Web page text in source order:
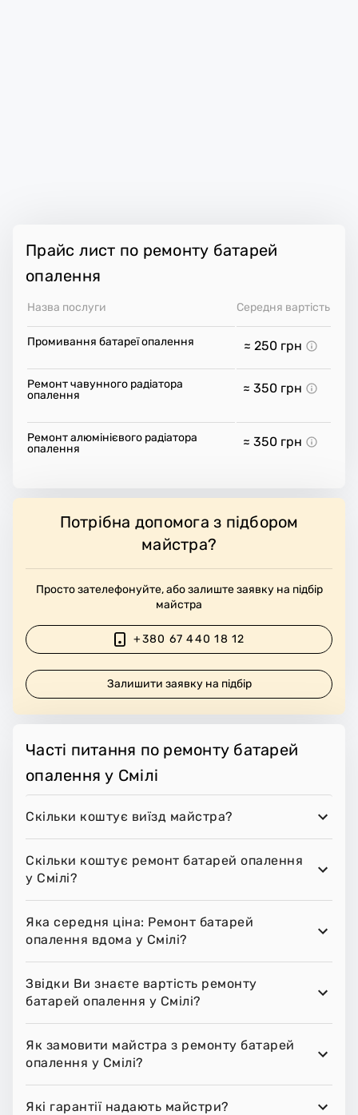
Прайс лист по ремонту батарей
опалення
Назва послуги Середня вартість
Промивання батареї опалення ≈ 250 грн
Ремонт чавунного радіатора
опалення
≈ 350 грн
Ремонт алюмінієвого радіатора
опалення
≈ 350 грн
Потрібна допомога з підбором
майстра?
Просто зателефонуйте, або залиште заявку на підбір
майстра
+380 67 440 18 12
Залишити заявку на підбір
Часті питання по ремонту батарей
опалення у Смілі
Скільки коштує виїзд майстра?
Скільки коштує ремонт батарей опалення
у Смілі?
Яка середня ціна: Ремонт батарей
опалення вдома у Смілі?
Звідки Ви знаєте вартість ремонту
батарей опалення у Смілі?
Як замовити майстра з ремонту батарей
опалення у Смілі?
Які гарантії надають майстри?